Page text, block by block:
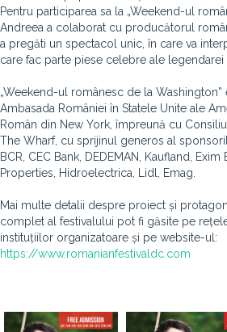
Pentru participarea sa la „Weekend-ul
Andreea a colaborat cu producătorul
a pregăti un spectacol unic, în care va
care fac parte piese celebre ale legendarei
„Weekend-ul românesc de la
Ambasada României în Statele Unite ale
Român din New York, împreună cu
The Wharf, cu sprijinul generos al
BCR, CEC Bank, DEDEMAN, Kaufland, Exim
Properties, Hidroelectrica, Lidl, Emag.
Mai multe detalii despre proiect și
complet al festivalului pot fi găsite pe
instituțiilor organizatoare și pe website-ul:
https://www.romanianfestivaldc.com